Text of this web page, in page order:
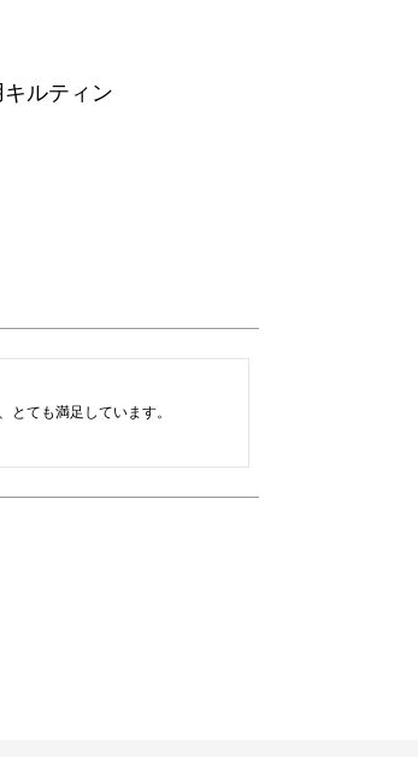
ルティン
ても満足しています。